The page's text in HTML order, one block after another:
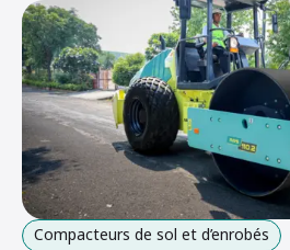
Compacteurs de sol et d’enrobés